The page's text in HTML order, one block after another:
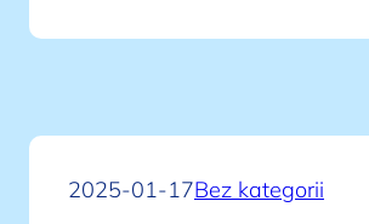
2025-01-17Bez kategorii